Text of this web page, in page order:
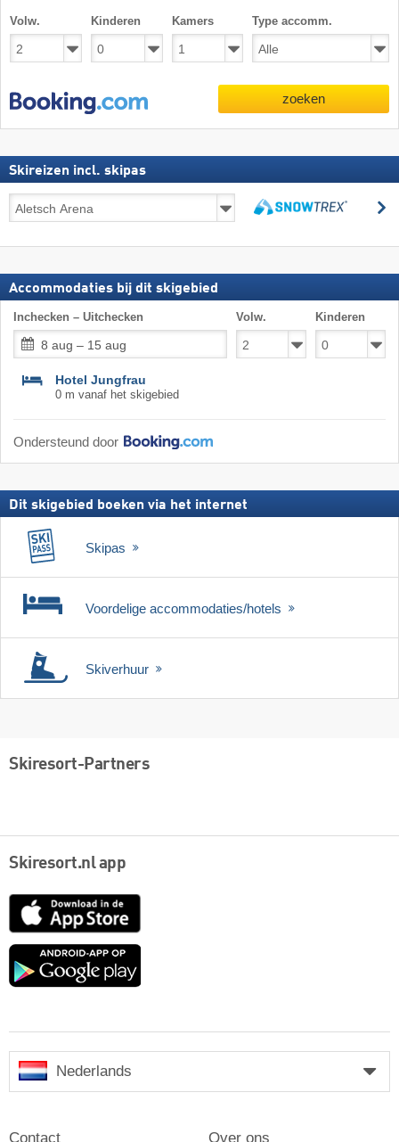
Volw. Kinderen Kamers Type accomm.
zoeken
Skireizen incl. skipas
Skireizen
incl.
Accommodaties bij dit skigebied
Inchecken – Uitchecken
8 aug – 15 aug
Volw. Kinderen
Hotel Jungfrau
0 m vanaf het skigebied
Ondersteund door
Dit skigebied boeken via het internet
Skipas
Voordelige accommodaties/hotels
Skiverhuur
Skiresort-Partners
Skiresort.nl app
App
Google
Nederlands
Contact Over ons